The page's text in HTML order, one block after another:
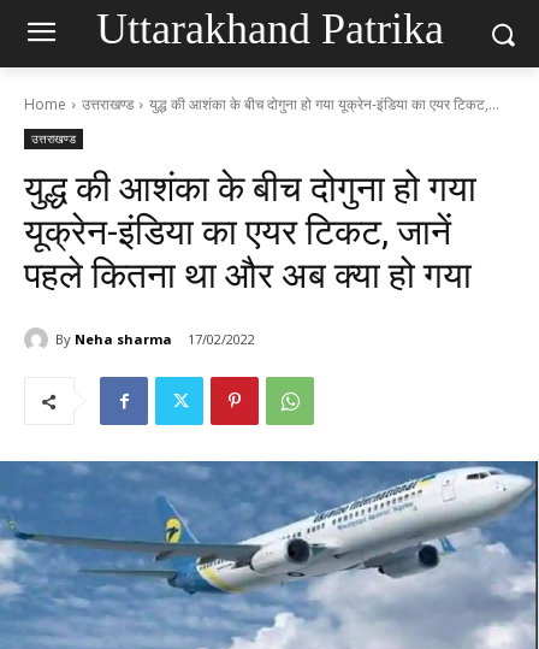
Uttarakhand Patrika
Home उत्तराखण्ड युद्ध की आशंका के बीच दोगुना हो गया यूक्रेन-इंडिया का एयर टिकट,...
उत्तराखण्ड
युद्ध की आशंका के बीच दोगुना हो गया
यूक्रेन-इंडिया का एयर टिकट, जानें
पहले कितना था और अब क्या हो गया
By Neha sharma 17/02/2022